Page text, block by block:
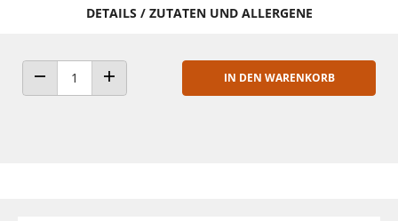
DETAILS / ZUTATEN UND ALLERGENE
ANZAHL VERRINGERNANZAHL ERHÖHEN
IN DEN WARENKORB